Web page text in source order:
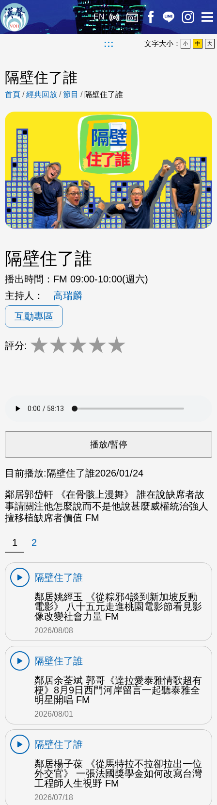
EN
::: 文字大小： 小 中 大
隔壁住了誰
首頁 /經典回放 /節目 / 隔壁住了誰
隔壁住了誰
播出時間： FM 09:00-10:00(週六)
主持人：
高瑞麟
互動專區
評分: ★★★★★
目前播放:隔壁住了誰2026/01/24
鄰居郭岱軒 《在骨骸上漫舞》 誰在說缺席者故
事請關注他怎麼說而不是他說甚麼威權統治強人
擅移植缺席者價值 FM
1 2
隔壁住了誰
鄰居姚經玉 《從粽邪4談到新加坡反動
電影》 八十五元走進桃園電影節看見影
像改變社會力量 FM
2026/08/08
隔壁住了誰
鄰居余荃斌 郭哥《達拉愛泰雅情歌超有
梗》8月9日西門河岸留言一起聽泰雅全
明星開唱 FM
2026/08/01
隔壁住了誰
鄰居楊子葆 《從馬特拉不拉卻拉出一位
外交官》 一張法國獎學金如何改寫台灣
工程師人生視野 FM
2026/07/18